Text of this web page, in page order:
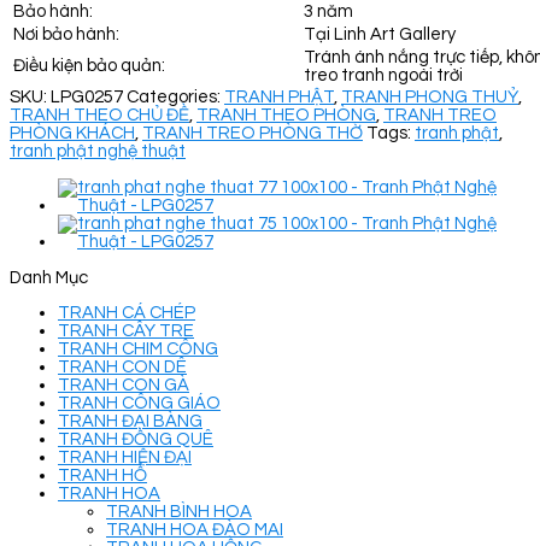
Bảo hành:
3 năm
Nơi bảo hành:
Tại Linh Art Gallery
Điều kiện bảo quản:
Tránh ánh nắng trực tiếp,
treo tranh ngoài trời
SKU: LPG0257 Categories: TRANH PHẬT, TRANH PHONG THUỶ,
TRANH THEO CHỦ ĐỀ, TRANH THEO PHÒNG, TRANH TREO
PHÒNG KHÁCH, TRANH TREO PHÒNG THỜ Tags: tranh phật,
tranh phật nghệ thuật
Danh Mục
TRANH CÁ CHÉP
TRANH CÂY TRE
TRANH CHIM CÔNG
TRANH CON DÊ
TRANH CON GÀ
TRANH CÔNG GIÁO
TRANH ĐẠI BÀNG
TRANH ĐỒNG QUÊ
TRANH HIỆN ĐẠI
TRANH HỔ
TRANH HOA
TRANH BÌNH HOA
TRANH HOA ĐÀO MAI